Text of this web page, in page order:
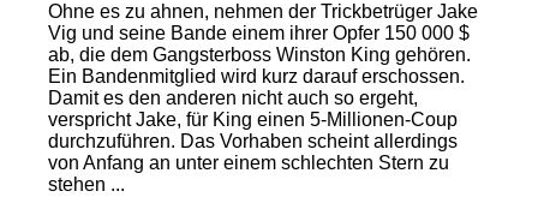
Ohne es zu ahnen, nehmen der Trickbetrüger Jake
Vig und seine Bande einem ihrer Opfer 150 000 $
ab, die dem Gangsterboss Winston King gehören.
Ein Bandenmitglied wird kurz darauf erschossen.
Damit es den anderen nicht auch so ergeht,
verspricht Jake, für King einen 5-Millionen-Coup
durchzuführen. Das Vorhaben scheint allerdings
von Anfang an unter einem schlechten Stern zu
stehen ...